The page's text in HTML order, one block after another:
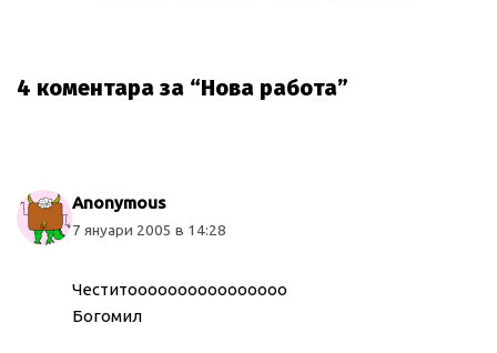
4 коментара за “Нова работа”
Anonymous
7 януари 2005 в 14:28
Честитоооооооооооооооо
Богомил